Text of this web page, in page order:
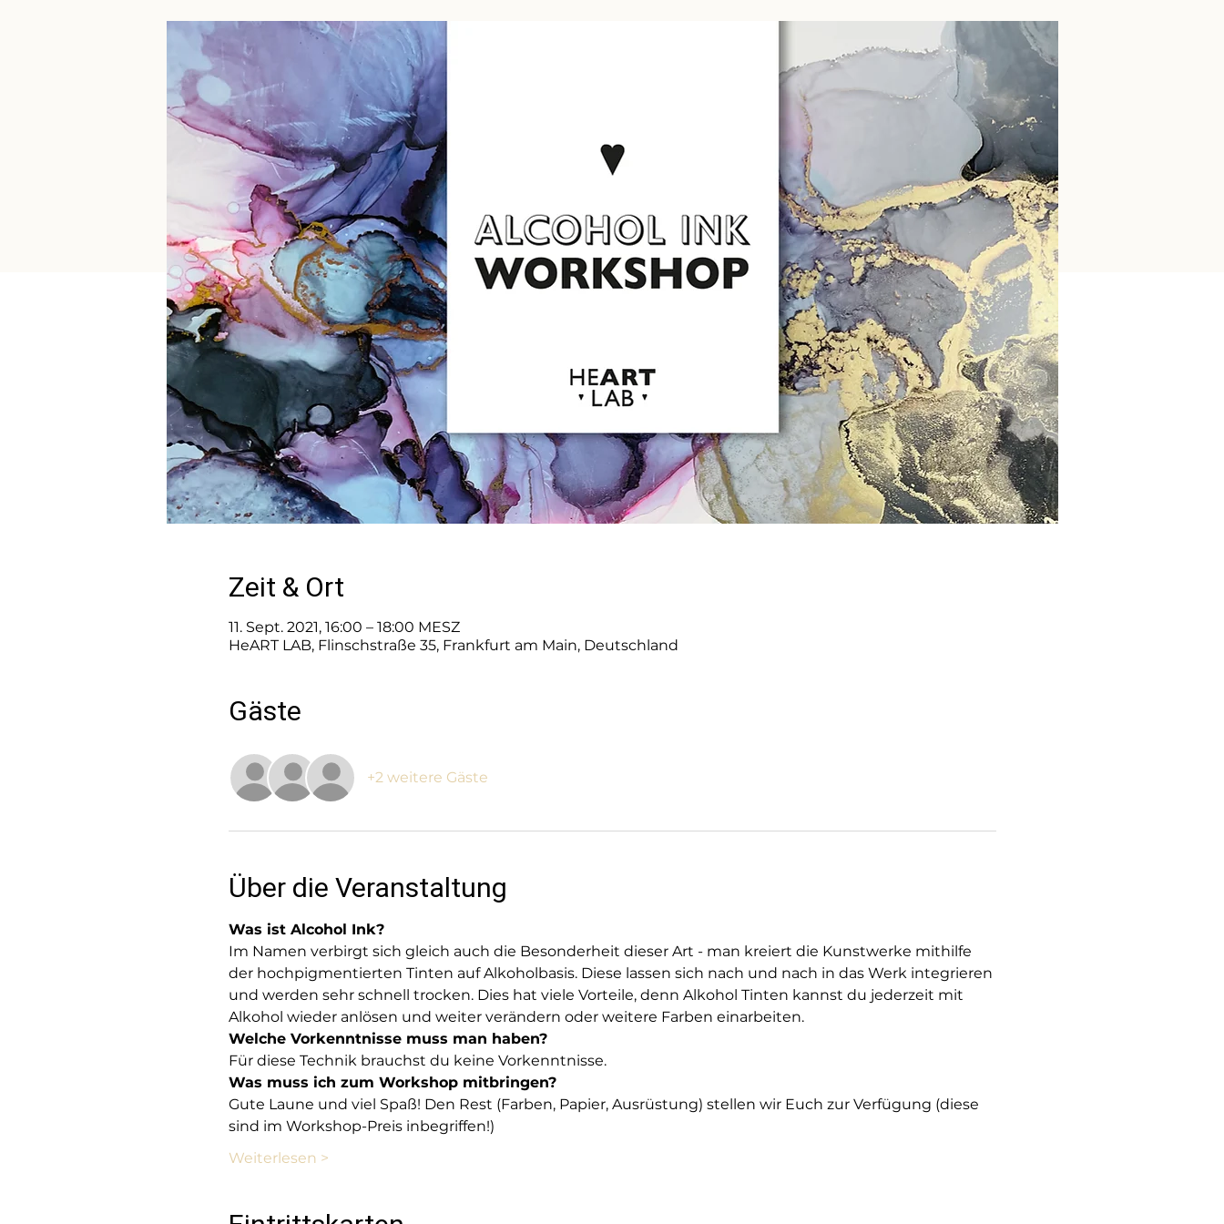
Zeit & Ort
11. Sept. 2021, 16:00 – 18:00 MESZ
HeART LAB, Flinschstraße 35, Frankfurt am Main, Deutschland
Gäste
+2 weitere Gäste
Über die Veranstaltung
Was ist Alcohol Ink?
Im Namen verbirgt sich gleich auch die Besonderheit dieser Art - man kreiert die Kunstwerke mithilfe
der hochpigmentierten Tinten auf Alkoholbasis. Diese lassen sich nach und nach in das Werk integrieren
und werden sehr schnell trocken. Dies hat viele Vorteile, denn Alkohol Tinten kannst du jederzeit mit
Alkohol wieder anlösen und weiter verändern oder weitere Farben einarbeiten.
Welche Vorkenntnisse muss man haben?
Für diese Technik brauchst du keine Vorkenntnisse.
Was muss ich zum Workshop mitbringen?
Gute Laune und viel Spaß! Den Rest (Farben, Papier, Ausrüstung) stellen wir Euch zur Verfügung (diese
sind im Workshop-Preis inbegriffen!)
Weiterlesen >